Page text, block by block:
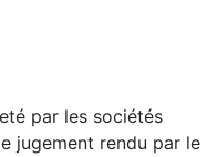
par les sociétés
jugement rendu par le